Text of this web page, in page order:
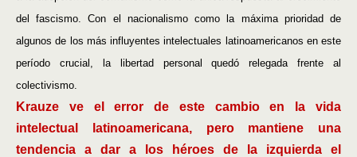
del fascismo. Con el nacionalismo como la máxima prioridad de
algunos de los más influyentes intelectuales latinoamericanos en este
período crucial, la libertad personal quedó relegada frente al
colectivismo.
Krauze ve el error de este cambio en la vida
intelectual latinoamericana, pero mantiene una
tendencia a dar a los héroes de la izquierda el